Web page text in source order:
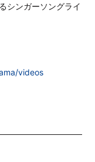
シンガーソングライ
videos